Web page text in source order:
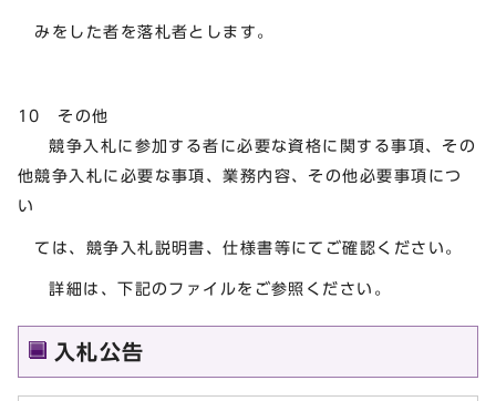
みをした者を落札者とします。
10 その他
競争入札に参加する者に必要な資格に関する事項、その
他競争入札に必要な事項、業務内容、その他必要事項につ
い
ては、競争入札説明書、仕様書等にてご確認ください。
詳細は、下記のファイルをご参照ください。
入札公告